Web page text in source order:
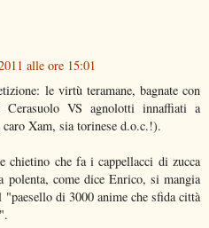
alle ore 15:01
le virtù teramane, bagnate con
Cerasuolo VS agnolotti innaffiati a
Xam, sia torinese d.o.c.!).
chietino che fa i cappellacci di zucca
polenta, come dice Enrico, si mangia
di 3000 anime che sfida città